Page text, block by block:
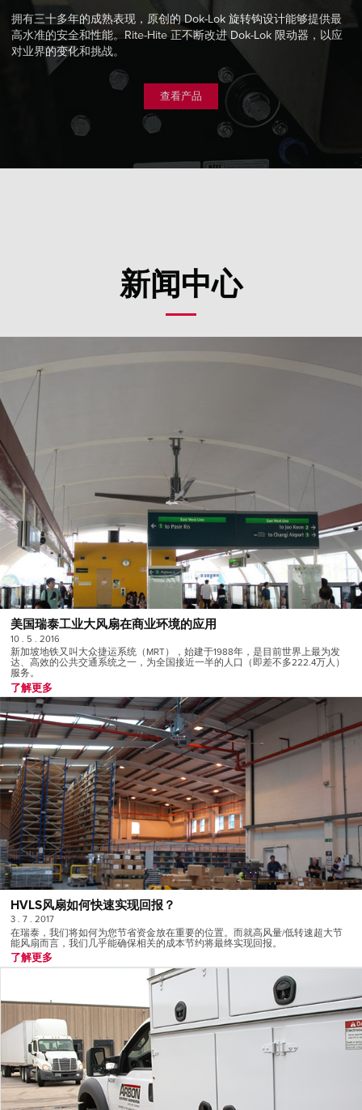
拥有三十多年的成熟表现，原创的 Dok-Lok 旋转钩设计能够提供最
高水准的安全和性能。Rite-Hite 正不断改进 Dok-Lok 限动器，以应
对业界的变化和挑战。
查看产品
新闻中心
美国瑞泰工业大风扇在商业环境的应用
10 . 5 . 2016
新加坡地铁又叫大众捷运系统（MRT），始建于1988年，是目前世界上最为发
达、高效的公共交通系统之一，为全国接近一半的人口（即差不多222.4万人）
服务。
了解更多
HVLS风扇如何快速实现回报？
3 . 7 . 2017
在瑞泰，我们将如何为您节省资金放在重要的位置。而就高风量/低转速超大节
能风扇而言，我们几乎能确保相关的成本节约将最终实现回报。
了解更多